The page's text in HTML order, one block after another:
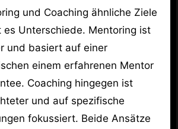
und Coaching ähnliche Ziele
Unterschiede. Mentoring ist
und basiert auf einer
einem erfahrenen Mentor
Coaching hingegen ist
und auf spezifische
fokussiert. Beide Ansätze